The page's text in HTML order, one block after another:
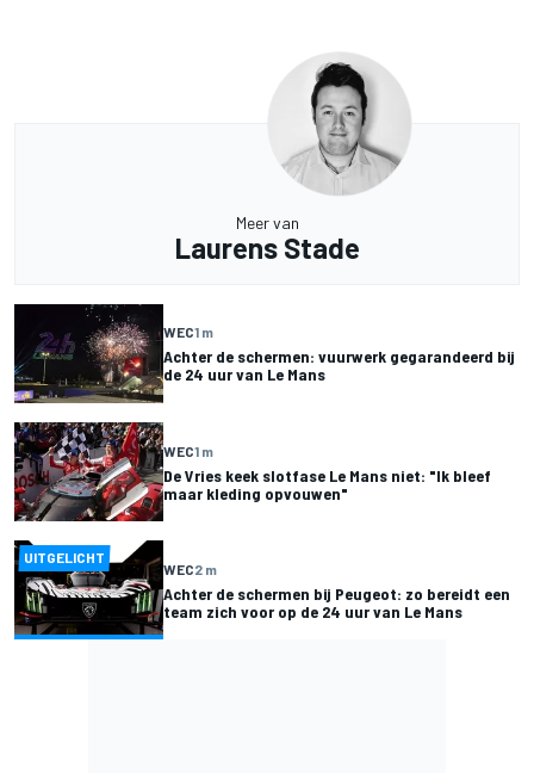
Meer van
Laurens Stade
WEC1 m
Achter de schermen: vuurwerk gegarandeerd bij
de 24 uur van Le Mans
WEC1 m
De Vries keek slotfase Le Mans niet: "Ik bleef
maar kleding opvouwen"
UITGELICHT
WEC2 m
Achter de schermen bij Peugeot: zo bereidt een
team zich voor op de 24 uur van Le Mans